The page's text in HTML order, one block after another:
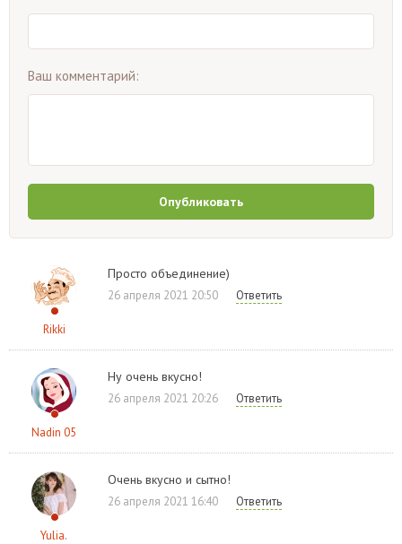
Ваш комментарий:
Опубликовать
Rikki
Просто объединение)
26 апреля 2021 20:50 Ответить
Nadin 05
Ну очень вкусно!
26 апреля 2021 20:26 Ответить
Yulia.
Очень вкусно и сытно!
26 апреля 2021 16:40 Ответить